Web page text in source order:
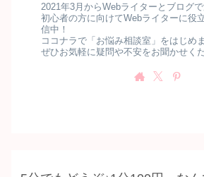
2021年3月からWebライターとブログ
初心者の方に向けてWebライターに役
信中！
ココナラで「お悩み相談室」をはじめ
ぜひお気軽に疑問や不安をお聞かせく